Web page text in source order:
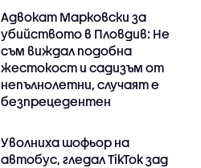
Адвокат Марковски за
убийството в Пловдив: Не
съм виждал подобна
жестокост и садизъм от
непълнолетни, случаят е
безпрецедентен
Уволниха шофьор на
автобус, гледал TikTok зад